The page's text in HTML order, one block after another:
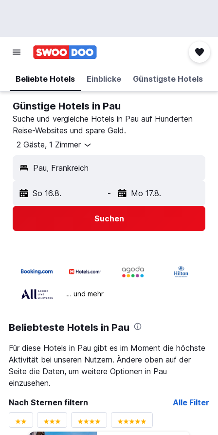
Beliebte Hotels Einblicke Günstigste Hotels
Günstige Hotels in Pau
Suche und vergleiche Hotels in Pau auf Hunderten
Reise-Websites und spare Geld.
2 Gäste, 1 Zimmer
Pau, Frankreich
So 16.8. - Mo 17.8.
Suchen
… und mehr
Beliebteste Hotels in Pau
Für diese Hotels in Pau gibt es im Moment die höchste
Aktivität bei unseren Nutzern. Ändere oben auf der
Seite die Daten, um weitere Optionen in Pau
einzusehen.
Nach Sternen filtern
Alle Filter